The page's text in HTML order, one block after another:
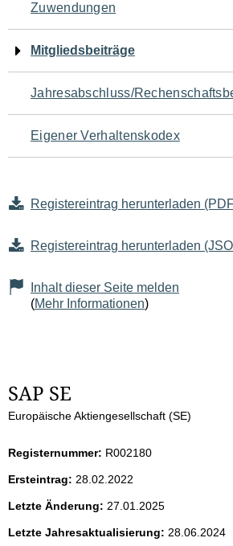
Zuwendungen
Mitgliedsbeiträge
Jahresabschluss/
Eigener Verhaltenskodex
Registereintrag herunterladen
Registereintrag herunterladen
Inhalt dieser Seite melden
(Mehr Informationen)
S
e
i
t
e
SAP SE
Europäische Aktiengesellschaft (SE)
Registernummer: R002180
Ersteintrag: 28.02.2022
Letzte Änderung: 27.01.2025
Letzte Jahresaktualisierung: 28.06.2024